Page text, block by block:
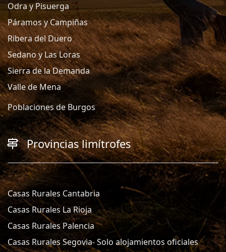
Odra y Pisuerga
Páramos y Campiñas
Ribera del Duero
Sedano y Las Loras
Sierra de la Demanda
Valle de Mena
Poblaciones de Burgos
Provincias limítrofes
Casas Rurales Cantabria
Casas Rurales La Rioja
Casas Rurales Palencia
Casas Rurales Segovia- Solo alojamientos oficiales